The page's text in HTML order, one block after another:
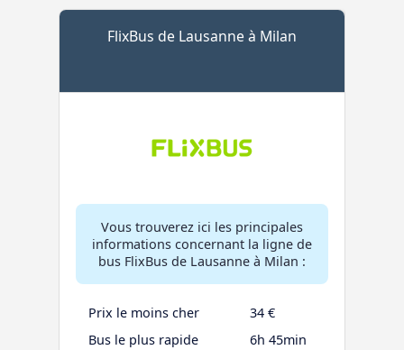
FlixBus de Lausanne à Milan
Vous trouverez ici les principales
informations concernant la ligne de
bus FlixBus de Lausanne à Milan :
Prix le moins cher
34 €
Bus le plus rapide
6h 45min